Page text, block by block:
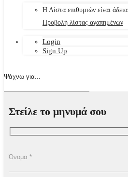
Η Λίστα επιθυμιών είναι άδεια
Προβολή λίστας αγαπημένων
Login
Sign Up
Στείλε το μηνυμά σου